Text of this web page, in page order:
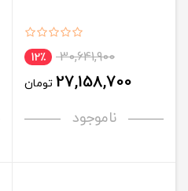
30,641,900 12٪
27,158,700 تومان
ناموجود